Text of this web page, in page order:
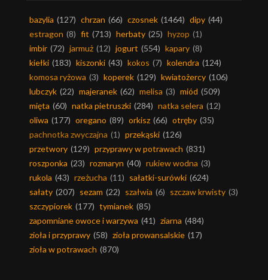
bazylia (127) chrzan (66) czosnek (1464) dipy (44)
estragon (8) fit (713) herbaty (25) hyzop (1)
imbir (72) jarmuż (12) jogurt (554) kapary (8)
kiełki (183) kiszonki (43) kokos (7) kolendra (124)
komosa ryżowa (3) koperek (129) kwiatożercy (106)
lubczyk (22) majeranek (62) melisa (3) miód (509)
mięta (60) natka pietruszki (284) natka selera (12)
oliwa (177) oregano (89) orkisz (66) otręby (35)
pachnotka zwyczajna (1) przekąski (126)
przetwory (129) przyprawy w potrawach (831)
roszponka (23) rozmaryn (40) rukiew wodna (3)
rukola (43) rzeżucha (11) sałatki-surówki (624)
sałaty (207) sezam (22) szałwia (6) szczaw krwisty (3)
szczypiorek (177) tymianek (85)
zapomniane owoce i warzywa (41) ziarna (484)
zioła i przyprawy (58) zioła prowansalskie (17)
zioła w potrawach (870)